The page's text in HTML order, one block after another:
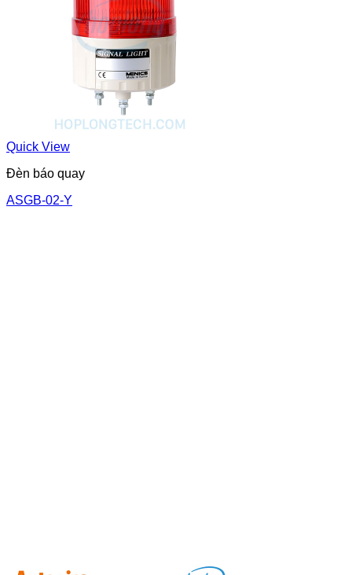
Quick View
Đèn báo quay
ASGB-02-Y